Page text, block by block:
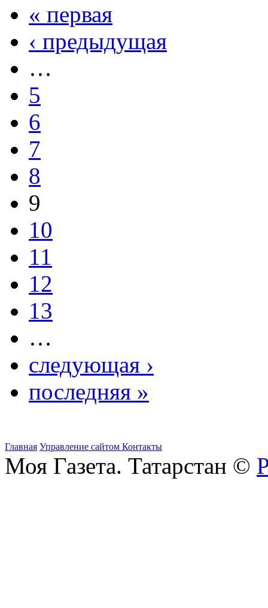
« первая
‹ предыдущая
…
5
6
7
8
9
10
11
12
13
…
следующая ›
последняя »
Главная Управление сайтом Контакты
Моя Газета. Татарстан ©